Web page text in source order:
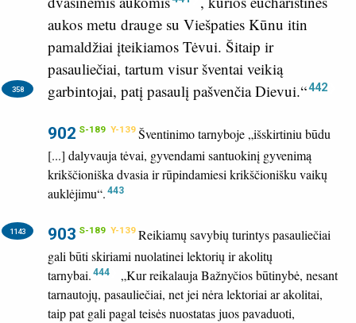
aukos metu drauge su Viešpaties Kūnu itin
pamaldžiai įteikiamos Tėvui. Šitaip ir
pasauliečiai, tartum visur šventai veikią
garbintojai, patį pasaulį pašvenčia Dievui.“442
358
902 S-189 Y-139 Šventinimo tarnyboje „išskirtiniu būdu
[...] dalyvauja tėvai, gyvendami santuokinį gyvenimą
krikščioniška dvasia ir rūpindamiesi krikščionišku vaikų
auklėjimu“. 443
903 S-189 Y-139
1143
Reikiamų savybių turintys pasauliečiai
gali būti skiriami nuolatinei lektorių ir akolitų
tarnybai. 444
„Kur reikalauja Bažnyčios būtinybė, nesant
tarnautojų, pasauliečiai, net jei nėra lektoriai ar akolitai,
taip pat gali pagal teisės nuostatas juos pavaduoti,